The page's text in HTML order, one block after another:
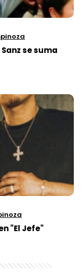
se suma
"El Jefe"